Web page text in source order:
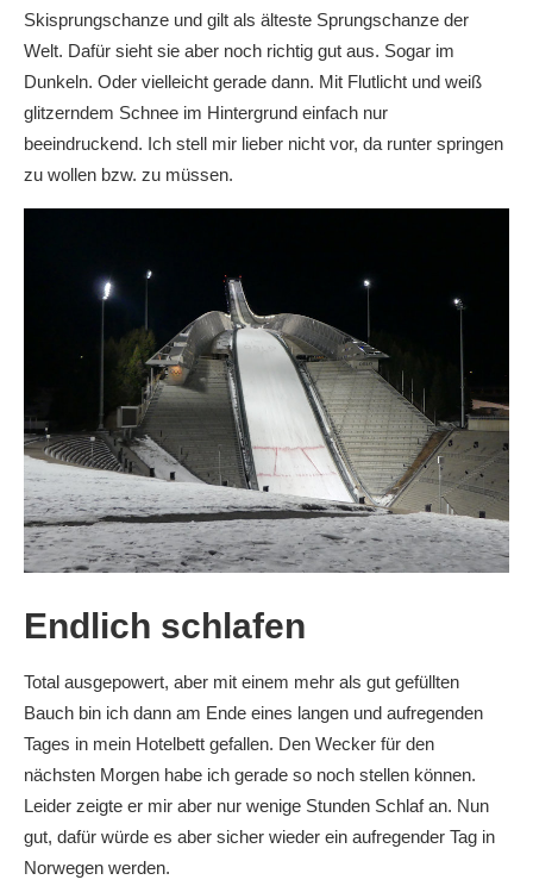
Skisprungschanze und gilt als älteste Sprungschanze der
Welt. Dafür sieht sie aber noch richtig gut aus. Sogar im
Dunkeln. Oder vielleicht gerade dann. Mit Flutlicht und weiß
glitzerndem Schnee im Hintergrund einfach nur
beeindruckend. Ich stell mir lieber nicht vor, da runter springen
zu wollen bzw. zu müssen.
Endlich schlafen
Total ausgepowert, aber mit einem mehr als gut gefüllten
Bauch bin ich dann am Ende eines langen und aufregenden
Tages in mein Hotelbett gefallen. Den Wecker für den
nächsten Morgen habe ich gerade so noch stellen können.
Leider zeigte er mir aber nur wenige Stunden Schlaf an. Nun
gut, dafür würde es aber sicher wieder ein aufregender Tag in
Norwegen werden.